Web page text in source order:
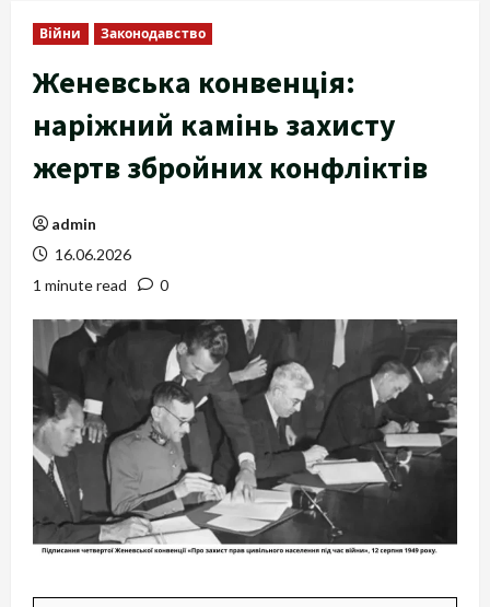
Війни Законодавство
Женевська конвенція:
наріжний камінь захисту
жертв збройних конфліктів
admin
16.06.2026
1 minute read
0